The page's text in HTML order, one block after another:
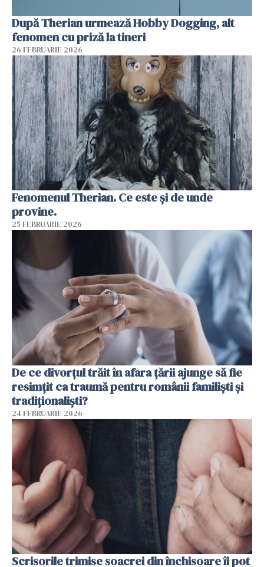
După Therian urmează Hobby Dogging, alt
fenomen cu priză la tineri
26 FEBRUARIE 2026
Fenomenul Therian. Ce este și de unde
provine.
25 FEBRUARIE 2026
De ce divorțul trăit în afara țării ajunge să fie
resimțit ca traumă pentru românii familiști și
tradiționaliști?
24 FEBRUARIE 2026
Scrisorile trimise soacrei din închisoare îi pot